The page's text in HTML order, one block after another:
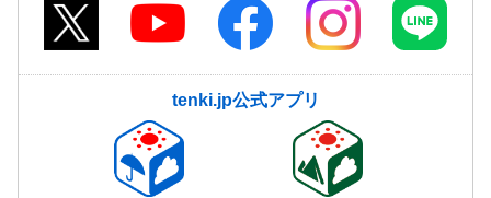
tenki.jp公式アプリ